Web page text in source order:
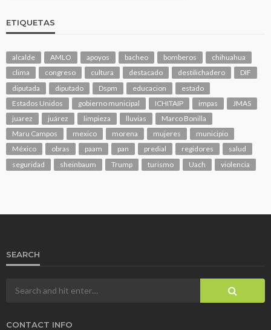
ETIQUETAS
alcalde AMLO apoyos bacheo bomberos
chihuahua
clima
congreso cultura destacado destilichadero
DIF
diputada
diputado Dspm educacion
estado
Estados Unidos
gobierno municipal ICHITAIP impas
JMAS
juarez
juárez limpieza lluvias
Marco Bonilla
Maru Campos
mexico morena mujeres
municipio
México
obras paam pan predial regidores
salud
seguridad
sheinbaum Trump turismo Uach violencia
SEARCH
CONTACT INFO